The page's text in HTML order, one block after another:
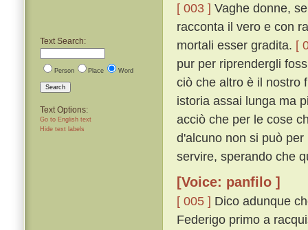
Text Search:
Person Place Word
Search
Text Options:
Go to English text
Hide text labels
[ 003 ] Vaghe donne,
racconta il vero e con
mortali esser gradita. [
pur per riprendergli
ciò che altro è il nostro
istoria assai lunga ma
acciò che per le cose
d'alcuno non si può
servire, sperando che
[Voice: panfilo ]
[ 005 ] Dico adunque
Federigo primo a